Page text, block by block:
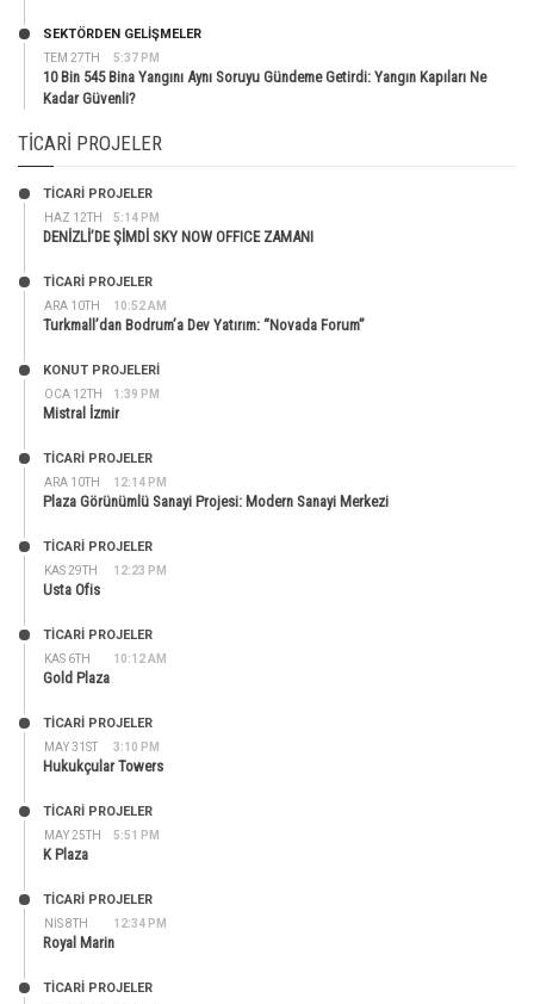
TEM 27TH 5:37 PM
SEKTÖRDEN GELIŞMELER
10 Bin 545 Bina Yangını Aynı Soruyu Gündeme Getirdi: Yangın Kapıları Ne
Kadar Güvenli?
TICARI PROJELER
HAZ 12TH 5:14 PM
TİCARİ PROJELER
DENİZLİ’DE ŞİMDİ SKY NOW OFFICE ZAMANI
ARA 10TH 10:52 AM
TİCARİ PROJELER
Turkmall’dan Bodrum’a Dev Yatırım: “Novada Forum”
OCA 12TH 1:39 PM
KONUT PROJELERI
Mistral İzmir
ARA 10TH 12:14 PM
TİCARİ PROJELER
Plaza Görünümlü Sanayi Projesi: Modern Sanayi Merkezi
KAS 29TH 12:23 PM
TİCARİ PROJELER
Usta Ofis
KAS 6TH 10:12 AM
TİCARİ PROJELER
Gold Plaza
MAY 31ST 3:10 PM
TİCARİ PROJELER
Hukukçular Towers
MAY 25TH 5:51 PM
TİCARİ PROJELER
K Plaza
NIS 8TH 12:34 PM
TİCARİ PROJELER
Royal Marin
TİCARİ PROJELER